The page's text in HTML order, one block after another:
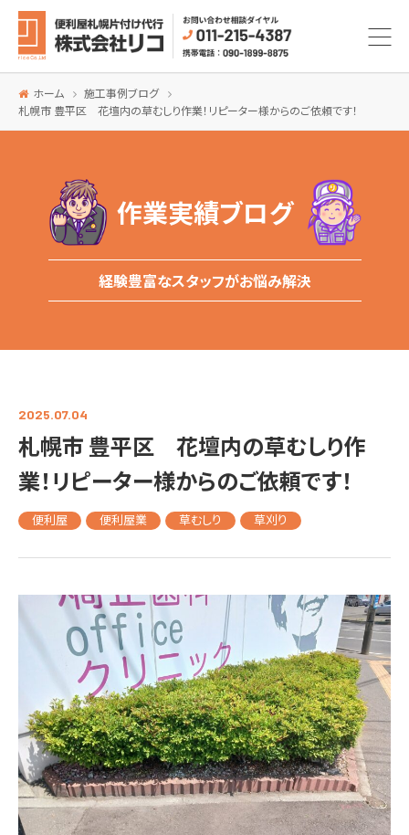
ホーム
施工事例ブログ
札幌市 豊平区 花壇内の草むしり作業！リピーター様からのご依頼です！
作業実績ブログ
経験豊富なスタッフがお悩み解決
2025.07.04
札幌市 豊平区 花壇内の草むしり作
業！リピーター様からのご依頼です！
便利屋 便利屋業 草むしり 草刈り